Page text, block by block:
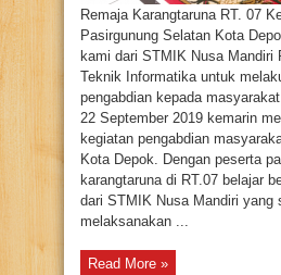
Remaja Karangtaruna RT. 07
Pasirgunung Selatan Kota
kami dari STMIK Nusa Mandiri
Teknik Informatika untuk
pengabdian kepada
22 September 2019 kemarin
kegiatan pengabdian
Kota Depok. Dengan peserta
karangtaruna di RT.07 belajar
dari STMIK Nusa Mandiri yang
melaksanakan ...
Read More »